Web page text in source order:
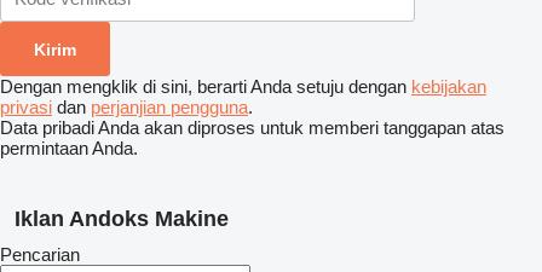
Dengan mengklik di sini, berarti Anda setuju dengan kebijakan
privasi dan perjanjian pengguna.
Data pribadi Anda akan diproses untuk memberi tanggapan atas
permintaan Anda.
Iklan Andoks Makine
Pencarian